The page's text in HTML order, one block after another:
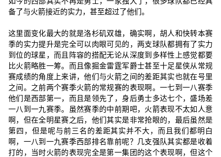
备了与火箭接近的实力，甚至超过了他们。
这里面变化最大的就是洛杉矶双雄，确实啊，胡人和快转本赛
季的实力提升是完全可以肉眼可见的，两支球队都拥有了实力
到位的球星，而且阵容的搭配无论从深度到多样性上感觉都要
比火箭略胜一筹。而且像掘金雷霆军爵士甚至十足星侠从常规
赛成绩的角度上来讲，他们与火箭之间的差距其实也就在号里
之间。之前两个赛季火箭的常规赛的表现啊。一七到一八赛季
他们是西部第一，而且是领先了，身后勇士多达七个，盛场差
一八到一九赛季。虽然赛季的中前期吧，火箭表现不太如人意
啊，但在全明星赛之后，他们其实是非常抢眼的，最后虽然是
第四，但是呢与前三名的差距其实并不大，而且我们都明白
啊，一八到一九赛季西部排名靠前呢？几支强队其实都是收着
打的，当时火箭的表现完全是第一集团的这个表现啊，但这个